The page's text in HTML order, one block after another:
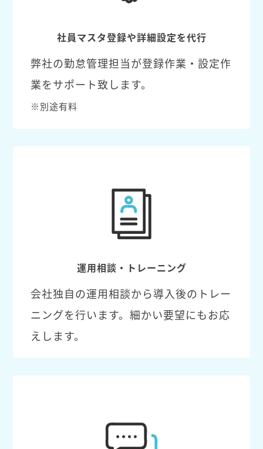
社員マスタ登録や詳細設定を代行
弊社の勤怠管理担当が登録作業・設定作
業をサポート致します。
※別途有料
運用相談・トレーニング
会社独自の運用相談から導入後のトレー
ニングを行います。細かい要望にもお応
えします。